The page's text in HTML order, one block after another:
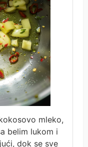
mleko,
belim lukom i
dok se sve